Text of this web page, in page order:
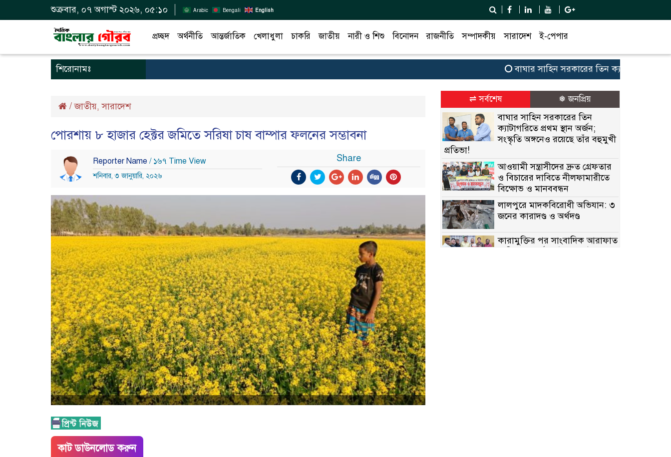
শুক্রবার, ০৭ অগাস্ট ২০২৬, ০৫:১০ Arabic Bengali English
প্রচ্ছদ অর্থনীতি আন্তর্জাতিক খেলাধুলা চাকরি জাতীয় নারী ও শিশু বিনোদন রাজনীতি সম্পাদকীয় সারাদেশ ই-পেপার
শিরোনামঃ বাঘার সাহিন সরকারের তিন ক্যাটাগরিতে প্রথম
/জাতীয়,সারাদেশ
পোরশায় ৮ হাজার হেক্টর জমিতে সরিষা চাষ বাম্পার ফলনের সম্ভাবনা
Reporter Name / ১৬৭ Time View
শনিবার, ৩ জানুয়ারি, ২০২৬
Share
কাট ডাউনলোড করুন
⇌ সর্বশেষ ❅ জনপ্রিয়
বাঘার সাহিন সরকারের তিন
ক্যাটাগরিতে প্রথম স্থান অর্জন;
সংস্কৃতি অঙ্গনেও রয়েছে তাঁর বহুমুখী
প্রতিভা!
আওয়ামী সন্ত্রাসীদের দ্রুত গ্রেফতার
ও বিচারের দাবিতে নীলফামারীতে
বিক্ষোভ ও মানববন্ধন
লালপুরে মাদকবিরোধী অভিযান: ৩
জনের কারাদণ্ড ও অর্থদণ্ড
কারামুক্তির পর সাংবাদিক আরাফাত